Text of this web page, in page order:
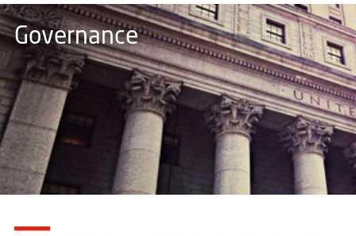
Governance